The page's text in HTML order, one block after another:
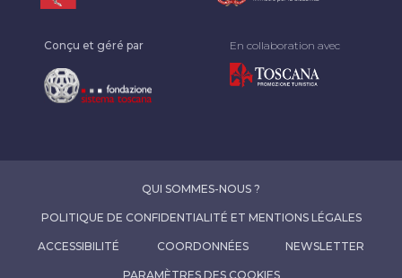
Conçu et géré par En collaboration avec
QUI SOMMES-NOUS ?
POLITIQUE DE CONFIDENTIALITÉ ET MENTIONS LÉGALES
ACCESSIBILITÉ COORDONNÉES NEWSLETTER
PARAMÈTRES DES COOKIES